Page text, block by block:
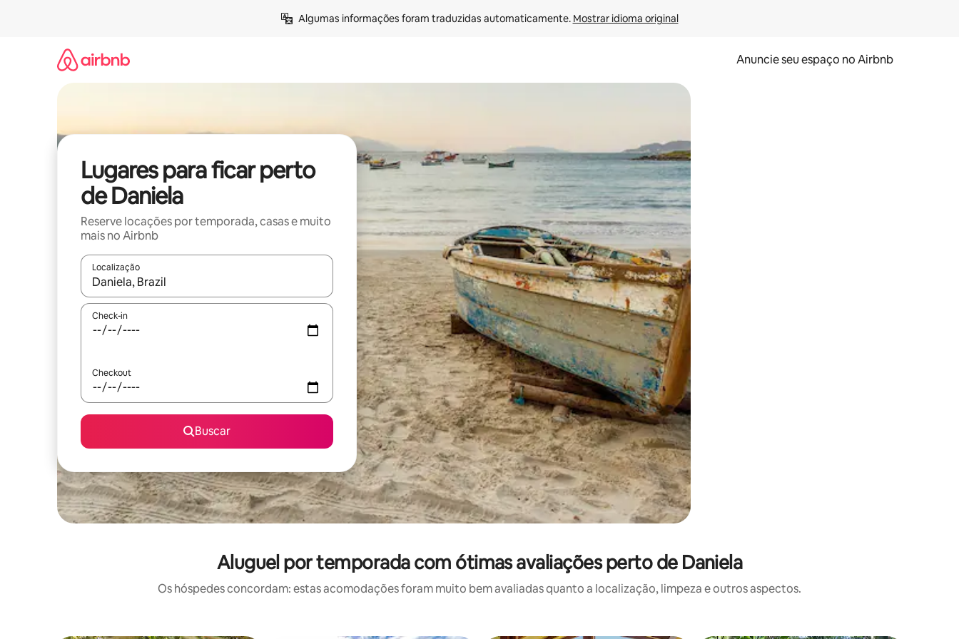
Algumas informações foram traduzidas automaticamente. Mostrar idioma original
Anuncie seu espaço no Airbnb
Lugares para ficar perto
de Daniela
Reserve locações por temporada, casas e muito
mais no Airbnb
Localização
Quando os resultados estiverem disponíveis, explore-os usando as seta para cima e para baixo do teclado ou tocando e deslizando o dedo na tela.
Check-in
Checkout
Buscar
Aluguel por temporada com ótimas avaliações perto de Daniela
Os hóspedes concordam: estas acomodações foram muito bem avaliadas quanto a localização, limpeza e outros aspectos.